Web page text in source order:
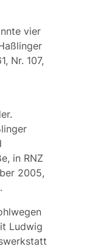
vier
Nr. 107,
in RNZ
2005,
Ludwig